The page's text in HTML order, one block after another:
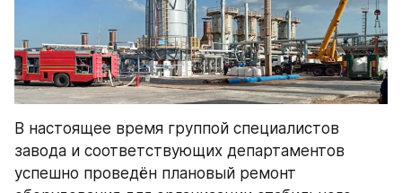
В настоящее время группой специалистов
завода и соответствующих департаментов
успешно проведён плановый ремонт